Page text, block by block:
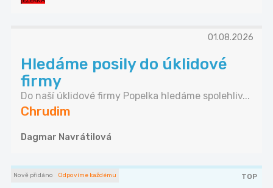
01.08.2026
Hledáme posily do úklidové
firmy
Do naší úklidové firmy Popelka hledáme spolehliv...
Chrudim
Dagmar Navrátilová
Nově přidáno Odpovíme každému TOP